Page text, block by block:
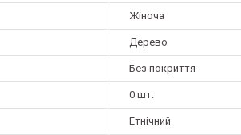
Жіноча
Дерево
Без покриття
0 шт.
Етнічний